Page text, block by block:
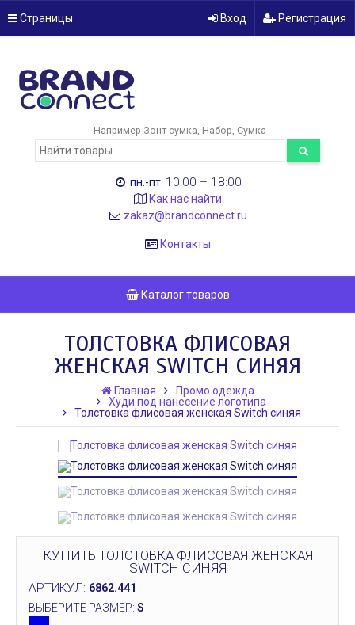
Страницы Вход Регистрация
Например Зонт-сумка Набор Сумка
пн.-пт. 10:00 – 18:00
Как нас найти
zakaz@brandconnect.ru
Контакты
Каталог товаров
ТОЛСТОВКА ФЛИСОВАЯ
ЖЕНСКАЯ SWITCH СИНЯЯ
Главная
Промо одежда
Худи под нанесение логотипа
Толстовка флисовая женская Switch синяя
КУПИТЬ ТОЛСТОВКА ФЛИСОВАЯ ЖЕНСКАЯ
SWITCH СИНЯЯ
АРТИКУЛ: 6862.441
ВЫБЕРИТЕ РАЗМЕР: S